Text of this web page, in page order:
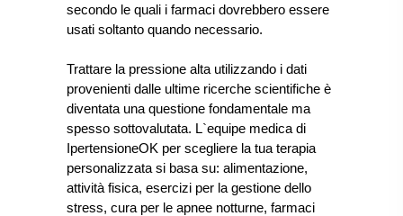
secondo le quali i farmaci dovrebbero essere
usati soltanto quando necessario.
Trattare la pressione alta utilizzando i dati
provenienti dalle ultime ricerche scientifiche è
diventata una questione fondamentale ma
spesso sottovalutata. L`equipe medica di
IpertensioneOK per scegliere la tua terapia
personalizzata si basa su: alimentazione,
attività fisica, esercizi per la gestione dello
stress, cura per le apnee notturne, farmaci